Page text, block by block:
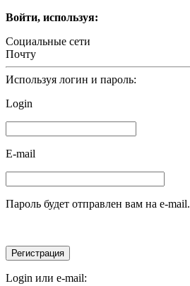
Войти, используя:
Социальные сети
Почту
Используя логин и пароль:
Login
E-mail
Пароль будет отправлен вам на e-mail.
Login или e-mail: